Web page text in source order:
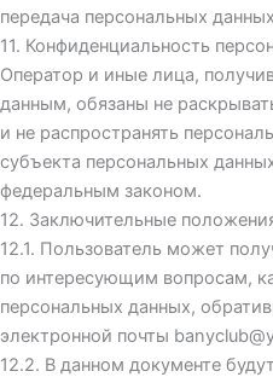
передача персональных
11. Конфиденциальность
Оператор и иные лица,
данным, обязаны не
и не распространять
субъекта персональных
федеральным законом.
12. Заключительные
12.1. Пользователь может
по интересующим вопросам,
персональных данных,
электронной почты
12.2. В данном документе